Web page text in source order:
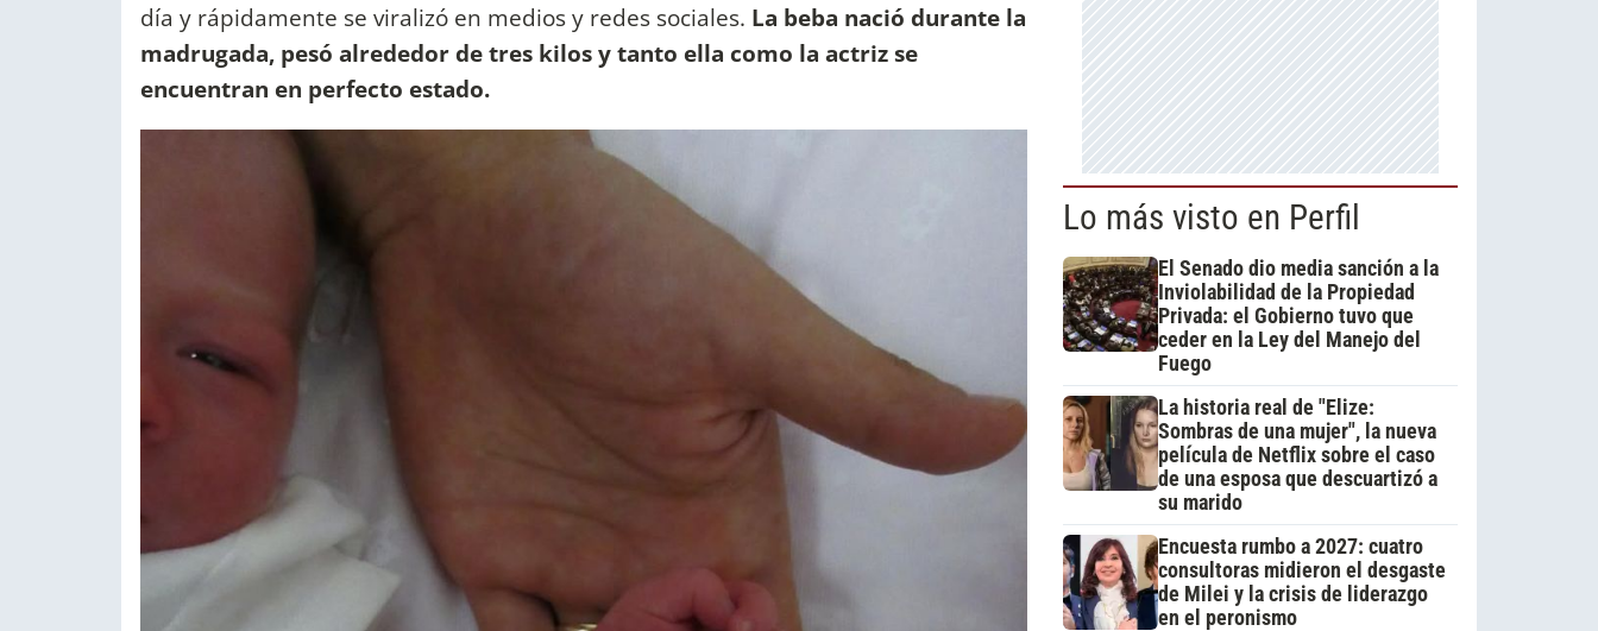
día y rápidamente se viralizó en medios y redes sociales. La beba nació durante la
madrugada, pesó alrededor de tres kilos y tanto ella como la actriz se
encuentran en perfecto estado.
Lo más visto en Perfil
El Senado dio media sanción a la
Inviolabilidad de la Propiedad
Privada: el Gobierno tuvo que
ceder en la Ley del Manejo del
Fuego
La historia real de "Elize:
Sombras de una mujer", la nueva
película de Netflix sobre el caso
de una esposa que descuartizó a
su marido
Encuesta rumbo a 2027: cuatro
consultoras midieron el desgaste
de Milei y la crisis de liderazgo
en el peronismo